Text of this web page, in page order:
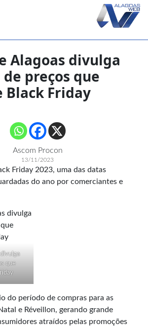
Alagoas divulga
preços que
Black Friday
Ascom Procon
13/11/2023
Friday 2023, uma das datas
do ano por comerciantes e
que
do período de compras para as
e Réveillon, gerando grande
atraídos pelas promoções